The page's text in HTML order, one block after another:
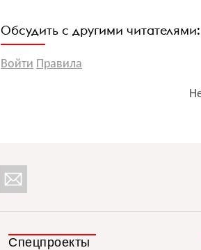
Обсудить с другими читателями:
Войти Правила
Спецпроекты